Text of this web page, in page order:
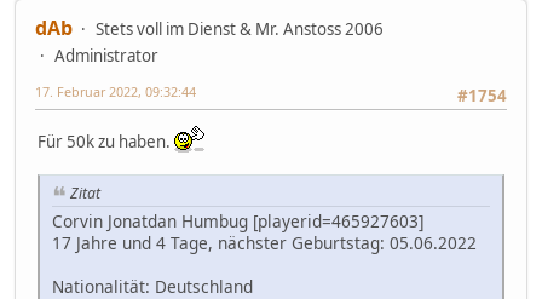
dAb
Stets voll im Dienst & Mr. Anstoss 2006
Administrator
#1754
17. Februar 2022, 09:32:44
Für 50k zu haben.
Zitat
Corvin Jonatdan Humbug [playerid=465927603]
17 Jahre und 4 Tage, nächster Geburtstag: 05.06.2022
Nationalität: Deutschland